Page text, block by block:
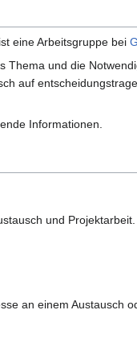
eine Arbeitsgruppe bei
Thema und die
auf
Informationen.
und
an einem Austausch